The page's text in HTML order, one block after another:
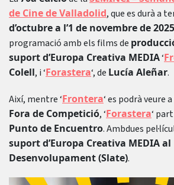
de Cine de Valladolid, que es durà a
d’octubre a l’1 de novembre de 2025
programació amb els films de
suport d’Europa Creativa MEDIA‘
Colell, i ‘Forastera‘, de Lucía Aleñar.
Així, mentre ‘Frontera‘ es podrà veure
Fora de Competició, ‘Forastera‘
Punto de Encuentro. Ambdues
suport d’Europa Creativa MEDIA al
Desenvolupament (Slate).